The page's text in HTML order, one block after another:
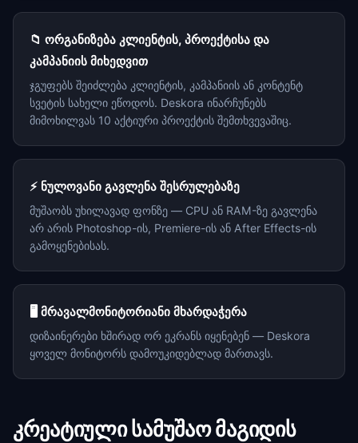
📁 ორგანიზება კლიენტის, პროექტისა და
კამპანიის მიხედვით
ჯგუფებს შეიძლება კლიენტის, კამპანიის ან კონტენტ
სვეტის სახელი ეწოდოს. Deskora ინარჩუნებს
მიმოხილვას 10 აქტიური პროექტის შემთხვევაშიც.
⚡ ნულოვანი გავლენა შესრულებაზე
მუშაობს უხილავად ფონზე — CPU ან RAM-ზე გავლენა
არ არის Photoshop-ის, Premiere-ის ან After Effects-ის
გამოყენებისას.
🖥️ მრავალმონიტორიანი მხარდაჭერა
დიზაინერები ხშირად ორ ეკრანს იყენებენ — Deskora
ყოველ მონიტორს დამოუკიდებლად მართავს.
კრეატიული სამუშაო მაგიდის